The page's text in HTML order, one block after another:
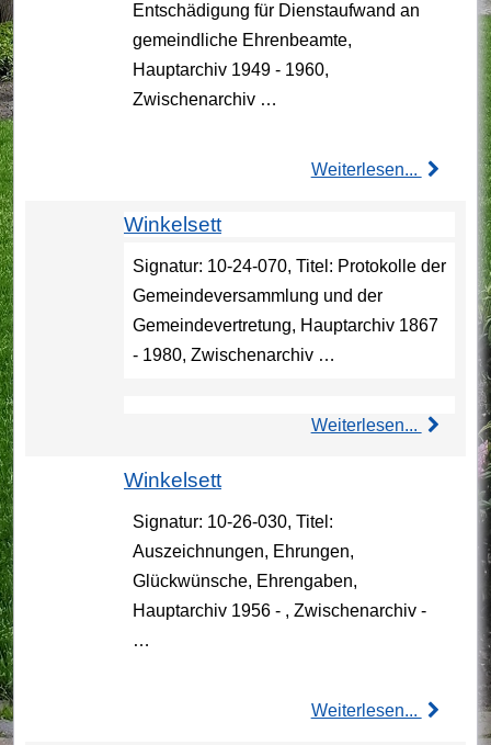
Entschädigung für Dienstaufwand an
gemeindliche Ehrenbeamte,
Hauptarchiv 1949 - 1960,
Zwischenarchiv …
Weiterlesen...
Winkelsett
Signatur: 10-24-070, Titel: Protokolle der
Gemeindeversammlung und der
Gemeindevertretung, Hauptarchiv 1867
- 1980, Zwischenarchiv …
Weiterlesen...
Winkelsett
Signatur: 10-26-030, Titel:
Auszeichnungen, Ehrungen,
Glückwünsche, Ehrengaben,
Hauptarchiv 1956 - , Zwischenarchiv -
…
Weiterlesen...